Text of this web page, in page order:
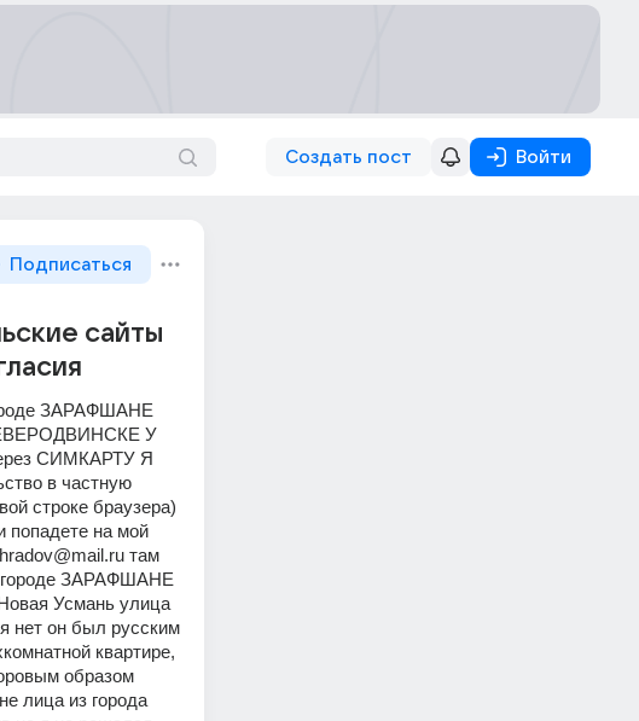
Создать пост Войти
Подписаться
сайты
ЗАРАФШАНЕ
У
СИМКАРТУ Я
в частную
строке браузера)
на мой
там
городе ЗАРАФШАНЕ
Усмань улица
нет он был русским
квартире,
образом
лица из города